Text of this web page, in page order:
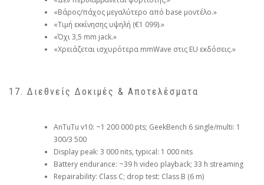
«Βάρος/πάχος μεγαλύτερο από base μοντέλο.»
«Τιμή εκκίνησης υψηλή (€1 099).»
«Όχι 3,5 mm jack.»
«Χρειάζεται ισχυρότερα mmWave στις EU εκδόσεις.»
17. Διεθνείς Δοκιμές & Αποτελέσματα
AnTuTu v10: ~1 200 000 pts; GeekBench 6 single/multi: 1
300/3 500
Display peak: 3 000 nits, typical: 1 000 nits
Battery endurance: ~39 h video playback; 33 h streaming
Repairability: Class C; drop test: Class B (6 m)